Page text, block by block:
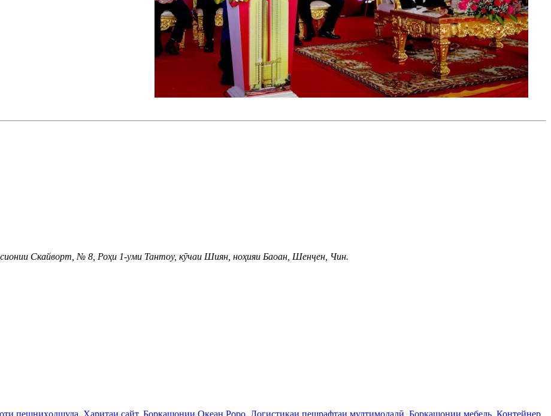
Скайворт, № 8, Роҳи 1-уми Тантоу, кӯчаи Шиян, ноҳияи Баоан, Шенҷен, Чин.
пешниҳодшуда Харитаи сайт, Боркашонии Океан Роро Логистикаи пешрафтаи мултимодалӣ Боркашонии мебель Контейнер